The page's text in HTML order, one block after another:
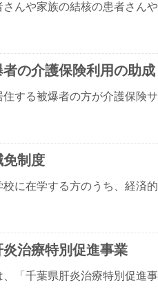
さんや家族の結核の患者さん
者の介護保険利用の助成
住する被爆者の方が介護保険
免制度
校に在学する方のうち、経済
治療特別促進事業
、「千葉県肝炎治療特別促進